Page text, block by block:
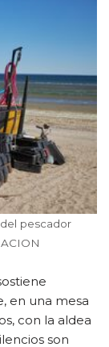
pescador
en una mesa
con la aldea
son